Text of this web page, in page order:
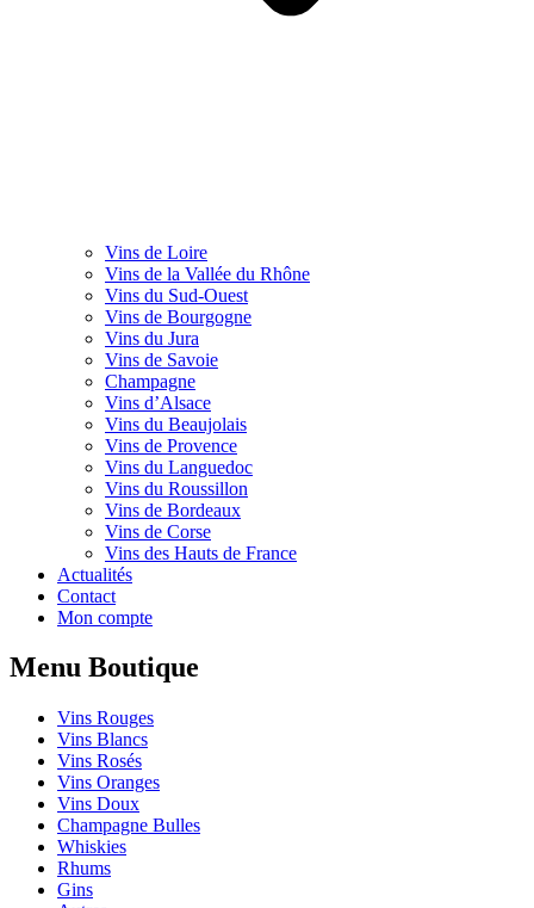
Vins de Loire
Vins de la Vallée du Rhône
Vins du Sud-Ouest
Vins de Bourgogne
Vins du Jura
Vins de Savoie
Champagne
Vins d’Alsace
Vins du Beaujolais
Vins de Provence
Vins du Languedoc
Vins du Roussillon
Vins de Bordeaux
Vins de Corse
Vins des Hauts de France
Actualités
Contact
Mon compte
Menu Boutique
Vins Rouges
Vins Blancs
Vins Rosés
Vins Oranges
Vins Doux
Champagne Bulles
Whiskies
Rhums
Gins